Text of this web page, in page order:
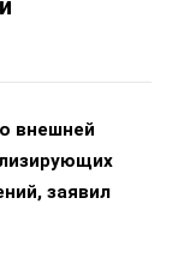
внешней
заявил